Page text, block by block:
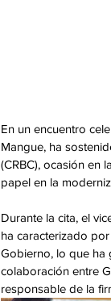
En un encuentro
Mangue, ha
(CRBC), ocasión en
papel en la
Durante la cita, el
ha caracterizado
Gobierno, lo que ha
colaboración entre
responsable de la